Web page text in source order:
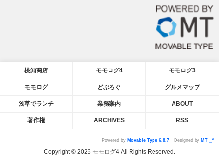
桃知商店 モモログ4 モモログ3
モモログ どぶろぐ グルメマップ
浅草でランチ 業務案内 ABOUT
著作権 ARCHIVES RSS
Powered by Movable Type 6.8.7 Designed by MT _^
Copyright © 2026 モモログ4 All Rights Reserved.